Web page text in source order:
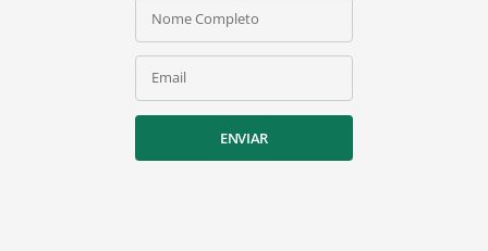
Nome Completo
Email
ENVIAR